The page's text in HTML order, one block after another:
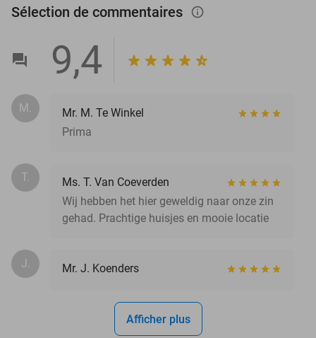
Sélection de commentaires info_outlined
9,4
M.
Mr. M. Te Winkel
Prima
T.
Ms. T. Van Coeverden
Wij hebben het hier geweldig naar onze zin
gehad. Prachtige huisjes en mooie locatie
J. Mr. J. Koenders
Afficher plus